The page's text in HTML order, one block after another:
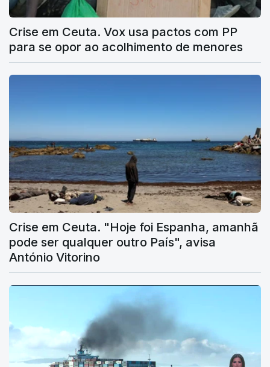
Crise em Ceuta. Vox usa pactos com PP
para se opor ao acolhimento de menores
Crise em Ceuta. "Hoje foi Espanha, amanhã
pode ser qualquer outro País", avisa
António Vitorino